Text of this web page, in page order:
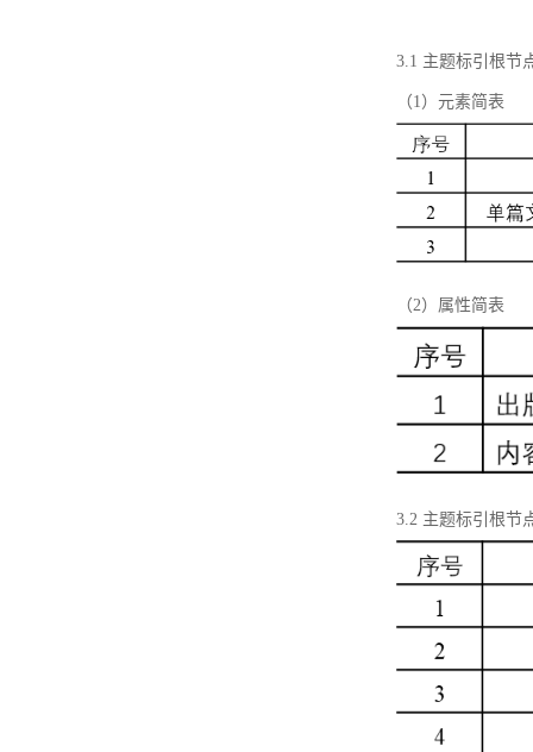
3.1 主题标引根节
（1）元素简表
（2）属性简表
3.2 主题标引根节